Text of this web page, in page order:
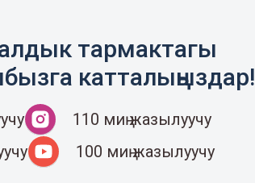
тармактагы
катталыңыздар!
110 миң жазылуучу
100 миң жазылуучу